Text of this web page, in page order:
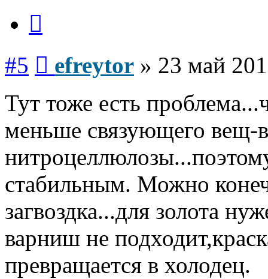
#5 efreytor » 23 май
Тут тоже есть
меньше связующего вещ-
стабильным. Можно
загвоздка...для золота
варниш не
превращается в холодец.